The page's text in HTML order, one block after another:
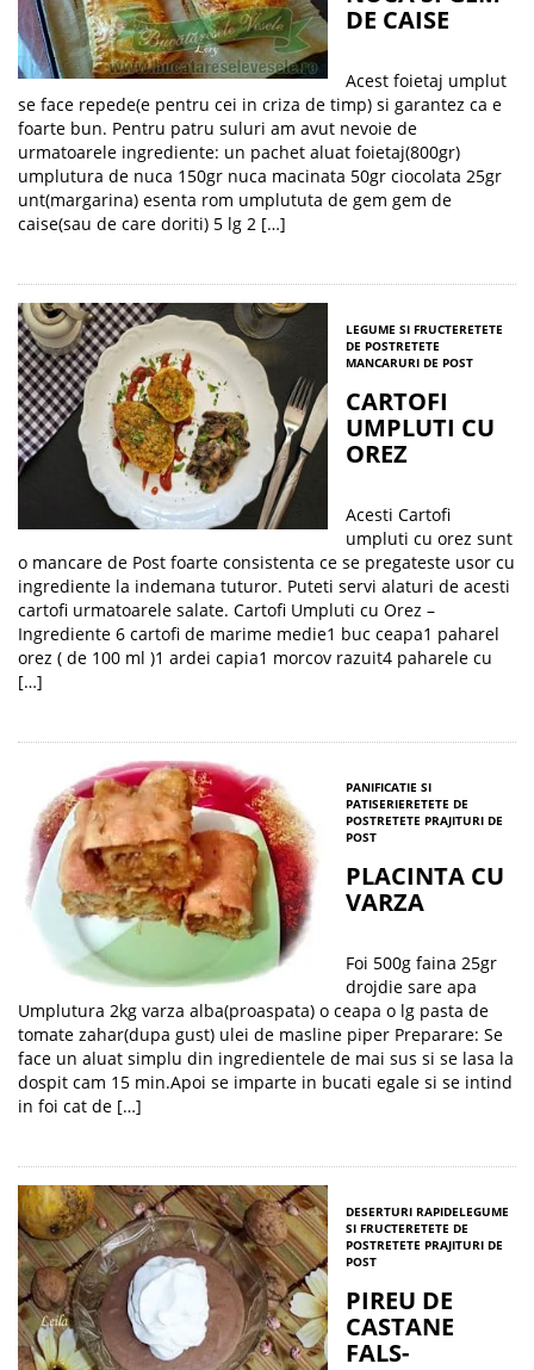
DE CAISE
Acest foietaj umplut
se face repede(e pentru cei in criza de timp) si garantez ca e
foarte bun. Pentru patru suluri am avut nevoie de
urmatoarele ingrediente: un pachet aluat foietaj(800gr)
umplutura de nuca 150gr nuca macinata 50gr ciocolata 25gr
unt(margarina) esenta rom umplututa de gem gem de
caise(sau de care doriti) 5 lg 2 […]
LEGUME SI FRUCTERETETE
DE POSTRETETE
MANCARURI DE POST
CARTOFI
UMPLUTI CU
OREZ
Acesti Cartofi
umpluti cu orez sunt
o mancare de Post foarte consistenta ce se pregateste usor cu
ingrediente la indemana tuturor. Puteti servi alaturi de acesti
cartofi urmatoarele salate. Cartofi Umpluti cu Orez –
Ingrediente 6 cartofi de marime medie1 buc ceapa1 paharel
orez ( de 100 ml )1 ardei capia1 morcov razuit4 paharele cu
[…]
PANIFICATIE SI
PATISERIERETETE DE
POSTRETETE PRAJITURI DE
POST
PLACINTA CU
VARZA
Foi 500g faina 25gr
drojdie sare apa
Umplutura 2kg varza alba(proaspata) o ceapa o lg pasta de
tomate zahar(dupa gust) ulei de masline piper Preparare: Se
face un aluat simplu din ingredientele de mai sus si se lasa la
dospit cam 15 min.Apoi se imparte in bucati egale si se intind
in foi cat de […]
DESERTURI RAPIDELEGUME
SI FRUCTERETETE DE
POSTRETETE PRAJITURI DE
POST
PIREU DE
CASTANE
FALS-